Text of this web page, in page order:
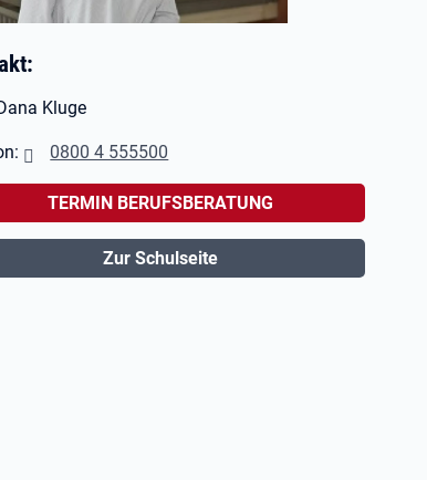
Kluge
0800 4 555500
TERMIN BERUFSBERATUNG
Zur Schulseite